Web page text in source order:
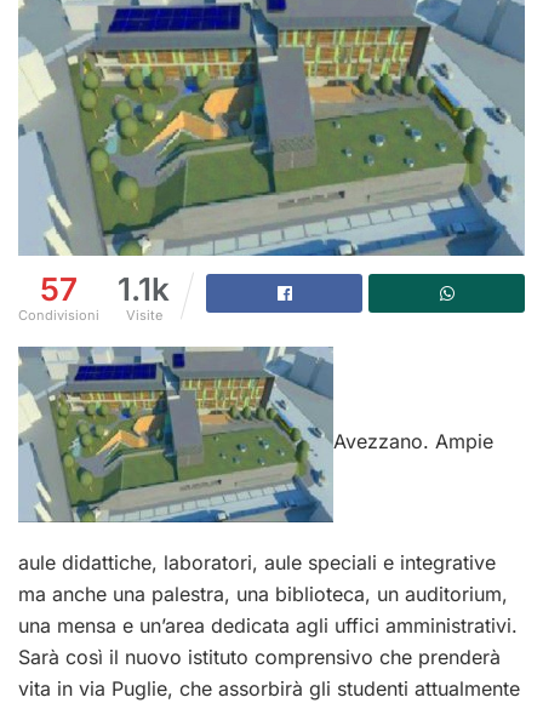
57
Condivisioni
1.1k
Visite
Avezzano. Ampie
aule didattiche, laboratori, aule speciali e integrative
ma anche una palestra, una biblioteca, un auditorium,
una mensa e un’area dedicata agli uffici amministrativi.
Sarà così il nuovo istituto comprensivo che prenderà
vita in via Puglie, che assorbirà gli studenti attualmente